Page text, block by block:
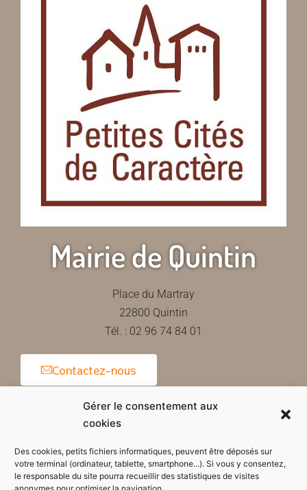
Gérer le consentement aux
cookies
Des cookies, petits fichiers informatiques, peuvent être déposés sur
votre terminal (ordinateur, tablette, smartphone...). Si vous y consentez,
le responsable du site pourra recueillir des statistiques de visites
Mairie de Quintin
Place du Martray
22800 Quintin
Tél. : 02 96 74 84 01
Contactez-nous
Horaires d'ouverture de la mairie